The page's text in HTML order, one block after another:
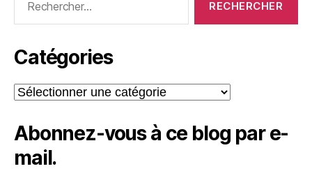
Catégories
Catégories
Abonnez-vous à ce blog par e-
mail.